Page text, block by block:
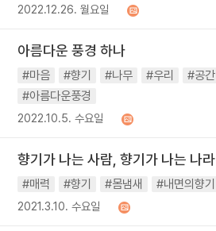
2022.12.26. 월요일
아름다운 풍경 하나
#마음 #향기 #나무 #우리 #공간
#아름다운풍경
2022.10.5. 수요일
향기가 나는 사람, 향기가 나는 나라
#매력 #향기 #몸냄새 #내면의향기
2021.3.10. 수요일